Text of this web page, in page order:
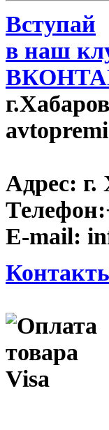
Вступай
в наш
Адрес: г.
Телефон:
E-mail: